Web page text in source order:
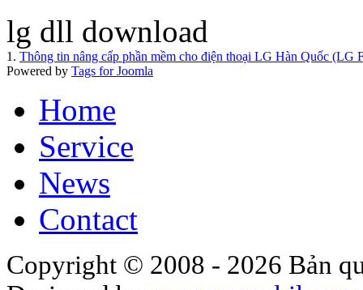
lg dll download
1. Thông tin nâng cấp phần mềm cho điện thoại LG Hàn Quốc (LG
Powered by Tags for Joomla
Home
Service
News
Contact
Copyright © 2008 - 2026 Bản